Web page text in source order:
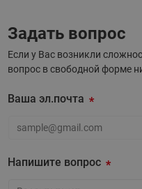
Рабочая среда:
гликолей с
Версии с защитным
Присоединение:
Версии с
Задать вопрос
Если у Вас возникли
вопрос в свободной форме
Ваша эл.почта
Напишите вопрос